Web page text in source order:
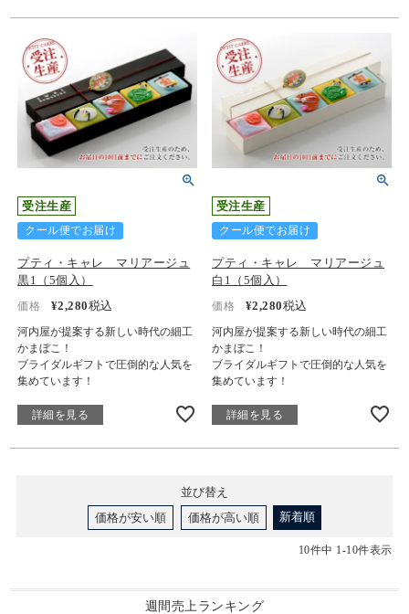
受注生産
クール便でお届け
プティ・キャレ マリアージュ
黒1（5個入）
価格 ¥2,280税込
河内屋が提案する新しい時代の細工
かまぼこ！
ブライダルギフトで圧倒的な人気を
集めています！
詳細を見る
受注生産
クール便でお届け
プティ・キャレ マリアージュ
白1（5個入）
価格 ¥2,280税込
河内屋が提案する新しい時代の細工
かまぼこ！
ブライダルギフトで圧倒的な人気を
集めています！
詳細を見る
並び替え
価格が安い順
価格が高い順 新着順
10件中 1-10件表示
週間売上ランキング